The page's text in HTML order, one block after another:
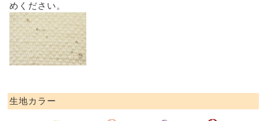
めください。
生地カラー